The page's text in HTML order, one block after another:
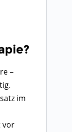
–
im
vor